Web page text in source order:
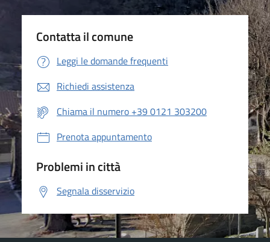
Contatta il comune
Leggi le domande frequenti
Richiedi assistenza
Chiama il numero +39 0121 303200
Prenota appuntamento
Problemi in città
Segnala disservizio